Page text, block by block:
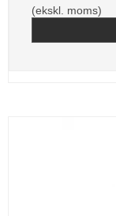
(ekskl. moms)